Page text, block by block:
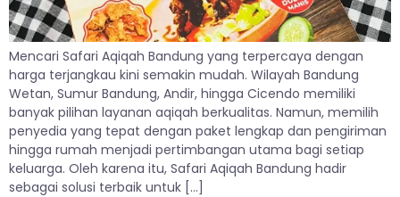
Mencari Safari Aqiqah Bandung yang terpercaya dengan
harga terjangkau kini semakin mudah. Wilayah Bandung
Wetan, Sumur Bandung, Andir, hingga Cicendo memiliki
banyak pilihan layanan aqiqah berkualitas. Namun, memilih
penyedia yang tepat dengan paket lengkap dan pengiriman
hingga rumah menjadi pertimbangan utama bagi setiap
keluarga. Oleh karena itu, Safari Aqiqah Bandung hadir
sebagai solusi terbaik untuk […]